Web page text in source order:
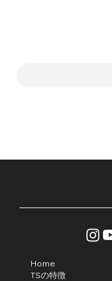
Home
TSの特徴